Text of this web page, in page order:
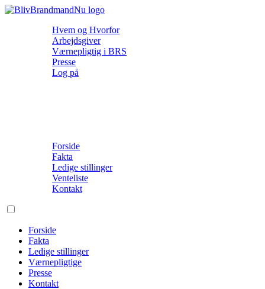
Hvem og Hvorfor
Arbejdsgiver
Værnepligtig i BRS
Presse
Log på
Forside
Fakta
Ledige stillinger
Venteliste
Kontakt
Forside
Fakta
Ledige stillinger
Værnepligtige
Presse
Kontakt